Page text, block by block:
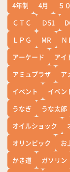
4年制
4月 ５
ＣＴＣ
Ｄ51
ＬＰＧ
MR Ｎ
アーケード
アイ
アミュプラザ
ア
イベント
イベン
うなぎ
うな太郎
オイルショック
オリンピック
お
かき道
ガソリン